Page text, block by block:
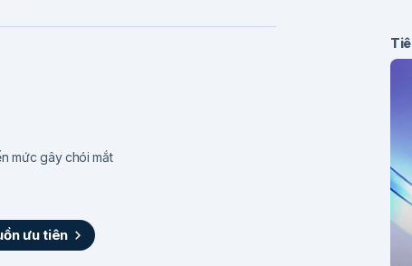
mức gây chói mắt
ưu tiên